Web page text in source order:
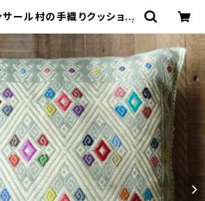
サール村の手織りクッション
&JOURNEY